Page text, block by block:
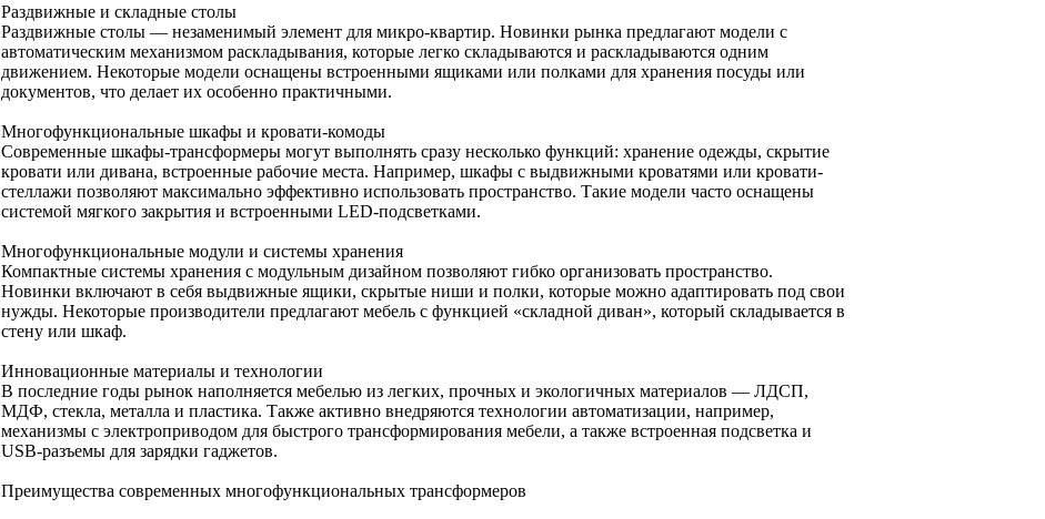
Раздвижные и складные столы
Раздвижные столы — незаменимый элемент для микро-квартир. Новинки рынка предлагают модели с
автоматическим механизмом раскладывания, которые легко складываются и раскладываются одним
движением. Некоторые модели оснащены встроенными ящиками или полками для хранения посуды или
документов, что делает их особенно практичными.
Многофункциональные шкафы и кровати-комоды
Современные шкафы-трансформеры могут выполнять сразу несколько функций: хранение одежды, скрытие
кровати или дивана, встроенные рабочие места. Например, шкафы с выдвижными кроватями или кровати-
стеллажи позволяют максимально эффективно использовать пространство. Такие модели часто оснащены
системой мягкого закрытия и встроенными LED-подсветками.
Многофункциональные модули и системы хранения
Компактные системы хранения с модульным дизайном позволяют гибко организовать пространство.
Новинки включают в себя выдвижные ящики, скрытые ниши и полки, которые можно адаптировать под свои
нужды. Некоторые производители предлагают мебель с функцией «складной диван», который складывается в
стену или шкаф.
Инновационные материалы и технологии
В последние годы рынок наполняется мебелью из легких, прочных и экологичных материалов — ЛДСП,
МДФ, стекла, металла и пластика. Также активно внедряются технологии автоматизации, например,
механизмы с электроприводом для быстрого трансформирования мебели, а также встроенная подсветка и
USB-разъемы для зарядки гаджетов.
Преимущества современных многофункциональных трансформеров